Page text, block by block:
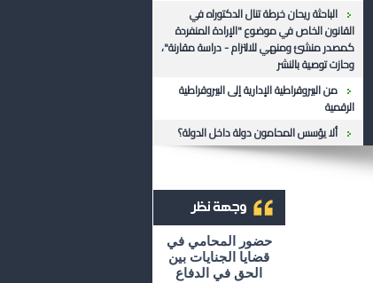
الباحثة ريحان خرطة تنال الدكتوراه في
القانون الخاص في موضوع "الإرادة المنفردة
كمصدر منشئ ومنهي للالتزام - دراسة مقارنة"،
وحازت توصية بالنشر
من البيروقراطية الإدارية إلى البيروقراطية
الرقمية
ألا يؤسس المحامون دولة داخل الدولة؟
حضور المحامي في
قضايا الجنايات بين
الحق في الدفاع